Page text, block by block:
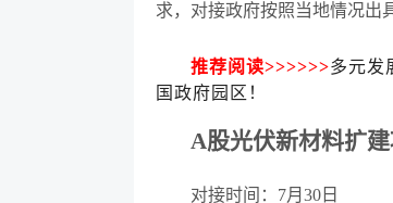
求，对接政府按照当地情况出
推荐阅读>>>>>>多元发
国政府园区！
A股光伏新材料扩建
对接时间： 7月30日